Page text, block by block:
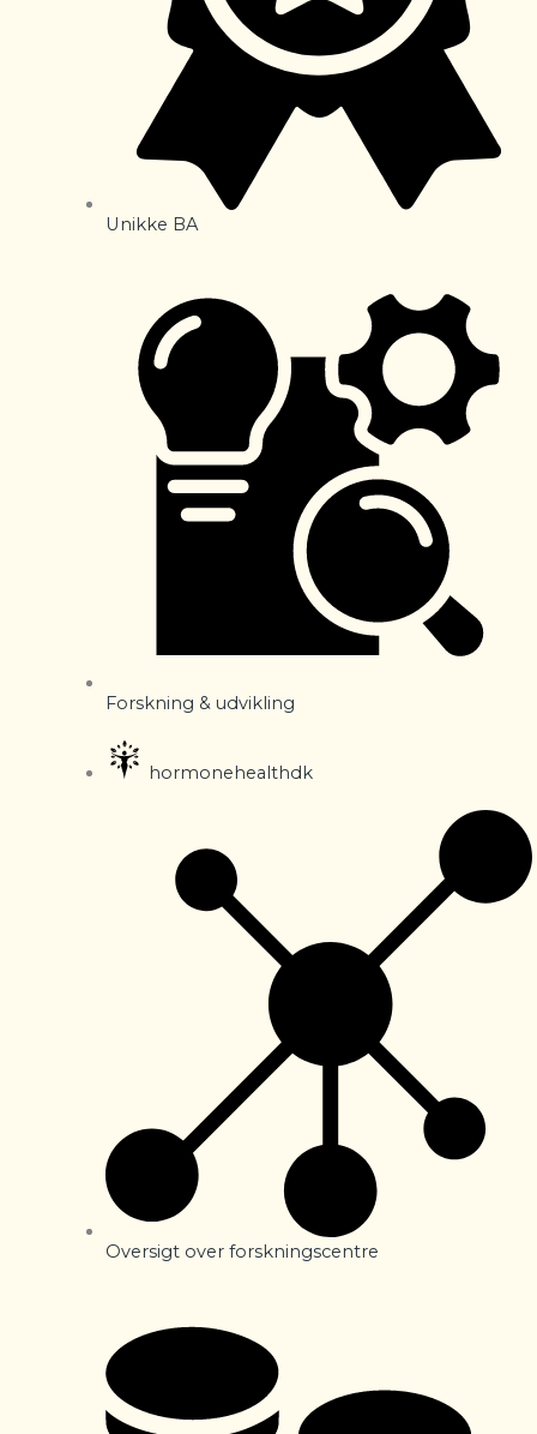
Unikke BA
Forskning & udvikling
hormonehealthdk
Oversigt over forskningscentre